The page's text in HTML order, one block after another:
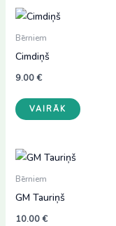
Bērniem
Cimdiņš
9.00€
VAIRĀK
product
Bērniem
GM Tauriņš
10.00€